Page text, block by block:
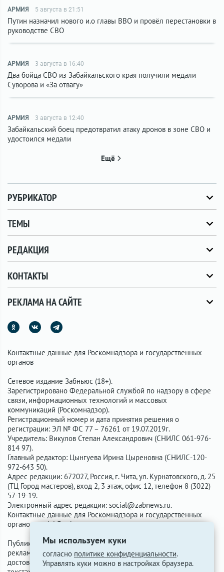
Мы используем куки
согласно политике конфиденциальности.
Управлять куки можно в настройках браузера.
АРМИЯ 5 августа в 21:51
Путин назначил нового и.о главы ВВО и провёл перестановки в
руководстве СВО
АРМИЯ 3 августа в 16:40
Два бойца СВО из Забайкальского края получили медали
Суворова и «За отвагу»
АРМИЯ 3 августа в 12:40
Забайкальский боец предотвратил атаку дронов в зоне СВО и
удостоился медали
Ещё
РУБРИКАТОР
ТЕМЫ
РЕДАКЦИЯ
КОНТАКТЫ
РЕКЛАМА НА САЙТЕ
Контактные данные для Роскомнадзора и государственных
органов
Сетевое издание Забньюс (18+).
Зарегистрировано Федеральной службой по надзору в сфере
связи, информационных технологий и массовых
коммуникаций (Роскомнадзор).
Регистрационный номер и дата принятия решения о
регистрации: ЭЛ № ФС 77 – 76261 от 19.07.2019г.
Учредитель: Викулов Степан Александрович (СНИЛС 061-976-
814 97).
Главный редактор: Цынгуева Ирина Цыреновна (СНИЛС-120-
972-643 50).
Адрес редакции: 672027, Россия, г. Чита, ул. Курнатовского, д. 25
(ТЦ Город мастеров), вход 2, 3 этаж, офис 12, телефон 8 (3022)
57-19-19.
Электронный адрес редакции: social@zabnews.ru.
Контактные данные для Роскомнадзора и государственных
органов:
social@zabnews.ru.
Публикации с пометками «Реклама», «Выборы» оплачены
рекламодателем. Редакция сайта не несёт ответственности за
достоверность информации, содержащейся в рекламных